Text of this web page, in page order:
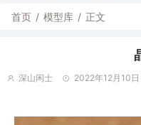
首页 / 模型库 / 正文
深山闲士 2022年12月10日